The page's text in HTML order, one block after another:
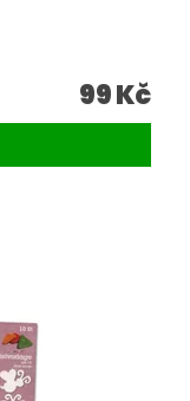
99 Kč